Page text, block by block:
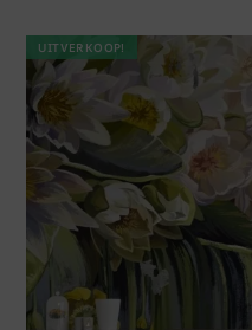
UITVERKOOP!